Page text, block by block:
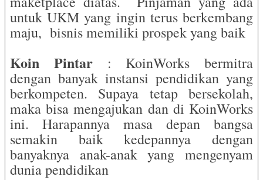
untuk UKM yang ingin terus berkembang
maju, bisnis memiliki prospek yang baik
Koin Pintar: KoinWorks bermitra
dengan banyak instansi pendidikan yang
berkompeten. Supaya tetap bersekolah,
maka bisa mengajukan dan di KoinWorks
ini. Harapannya masa depan bangsa
semakin baik kedepannya dengan
banyaknya anak-anak yang mengenyam
dunia pendidikan